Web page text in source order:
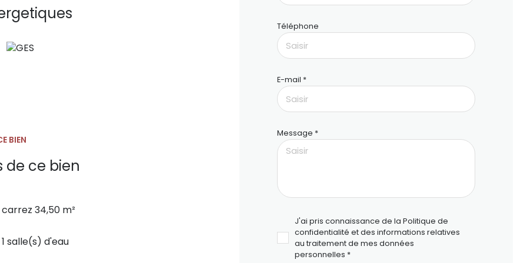
transports, à proximité des commodités,
adapté à un
appartement à vendre Montpellier
appartement avec terrasse
sont disponibles sur le site
BIEN
de ce bien
carrez 34,50 m²
1 salle(s) d'eau
Téléphone
E-mail *
Message *
J'ai pris connaissance de la Politique de
confidentialité et des informations relatives
au traitement de mes données
personnelles *